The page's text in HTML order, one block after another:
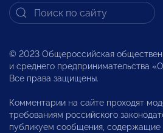
© 2023 Общероссийская
и среднего предпринимательства
Все права защищены.
Комментарии на сайте проходят
требованиям российского
публикуем сообщения, содержащие